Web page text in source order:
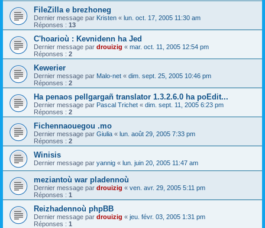
FileZilla e brezhoneg
Dernier message par Kristen « lun. oct. 17, 2005 11:30 am
Réponses : 13
C'hoarioù : Kevnidenn ha Jed
Dernier message par drouizig « mar. oct. 11, 2005 12:54 pm
Réponses : 2
Kewerier
Dernier message par Malo-net « dim. sept. 25, 2005 10:46 pm
Réponses : 2
Ha penaos pellgargañ translator 1.3.2.6.0 ha poEdit...
Dernier message par Pascal Trichet « dim. sept. 11, 2005 6:23 pm
Réponses : 2
Fichennaouegou .mo
Dernier message par Giulia « lun. août 29, 2005 7:33 pm
Réponses : 2
Winisis
Dernier message par yannig « lun. juin 20, 2005 11:47 am
meziantoù war pladennoù
Dernier message par drouizig « ven. avr. 29, 2005 5:11 pm
Réponses : 1
Reizhadennoù phpBB
Dernier message par drouizig « jeu. févr. 03, 2005 1:31 pm
Réponses : 1